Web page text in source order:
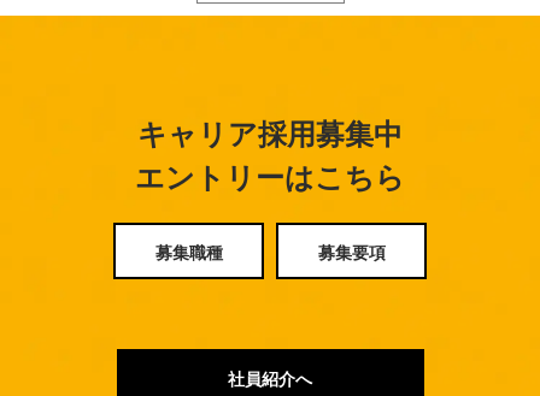
キャリア採用募集中
エントリーはこちら
募集職種 募集要項
社員紹介へ